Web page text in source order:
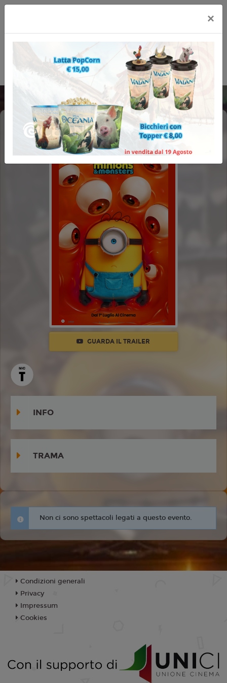
MINIONS & MONSTERS
GUARDA IL TRAILER
INFO
TRAMA
Non ci sono spettacoli legati a questo evento.
×
Condizioni generali
Privacy
Impressum
Cookies